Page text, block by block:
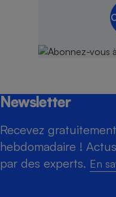
Newsletter
Recevez
hebdomadaire !
par des experts. En